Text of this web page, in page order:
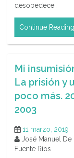
desobedece…
Continue Reading
Mi
La prisión y
poco más.
2003
11 marzo, 2019
José Manuel De
Fuente Ríos